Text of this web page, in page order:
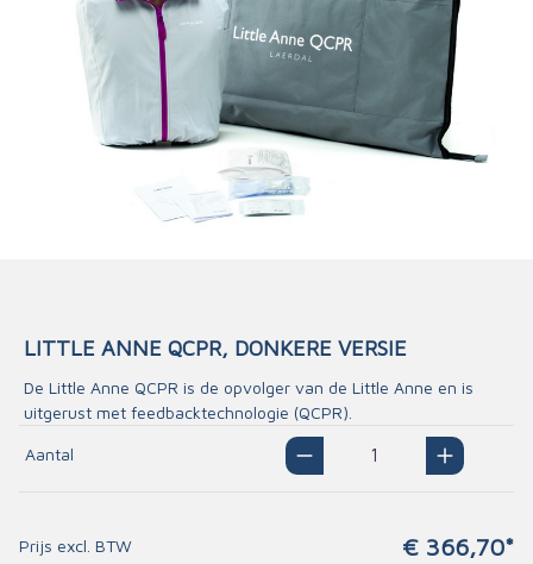
LITTLE ANNE QCPR, DONKERE VERSIE
De Little Anne QCPR is de opvolger van de Little Anne en is
uitgerust met feedbacktechnologie (QCPR).
Aantal
Prijs excl. BTW € 366,70*